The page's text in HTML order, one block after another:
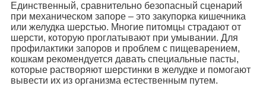
Единственный, сравнительно безопасный сценарий
при механическом запоре – это закупорка кишечника
или желудка шерстью. Многие питомцы страдают от
шерсти, которую проглатывают при умывании. Для
профилактики запоров и проблем с пищеварением,
кошкам рекомендуется давать специальные пасты,
которые растворяют шерстинки в желудке и помогают
вывести их из организма естественным путем.